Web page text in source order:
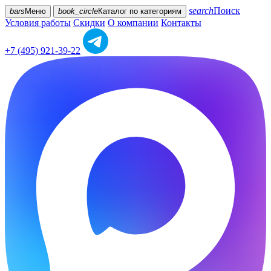
bars Меню book_circleКаталог по категориям searchПоиск
Условия работы Скидки О компании Контакты
+7 (495) 921-39-22